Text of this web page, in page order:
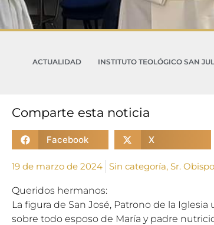
ACTUALIDAD INSTITUTO TEOLÓGICO SAN
Comparte esta noticia
Facebook X
19 de marzo de 2024 Sin categoría, Sr. Obispo
Queridos hermanos:
La figura de San José, Patrono de la
sobre todo esposo de María y padre